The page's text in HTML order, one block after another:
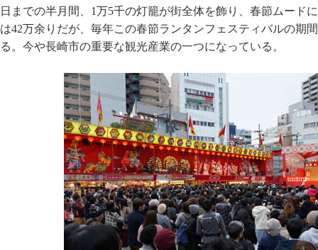
日までの半月間、1万5千の灯籠が街全体を飾り、春節ムード
は42万余りだが、毎年この春節ランタンフェスティバルの期
る。今や長崎市の重要な観光産業の一つになっている。